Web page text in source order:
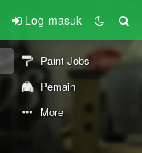
Log-masuk
Paint Jobs
Pemain
More